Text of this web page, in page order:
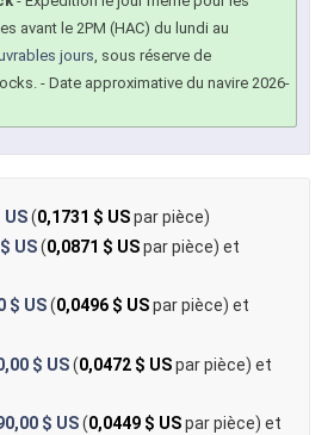
avant le 2PM (HAC) du lundi au
jours, sous réserve de
- Date approximative du navire 2026-
US(0,1731 $ USpar pièce)
US(0,0871 $ USpar pièce) et
$ US(0,0496 $ USpar pièce) et
$ US(0,0472 $ USpar pièce) et
$ US(0,0449 $ USpar pièce) et